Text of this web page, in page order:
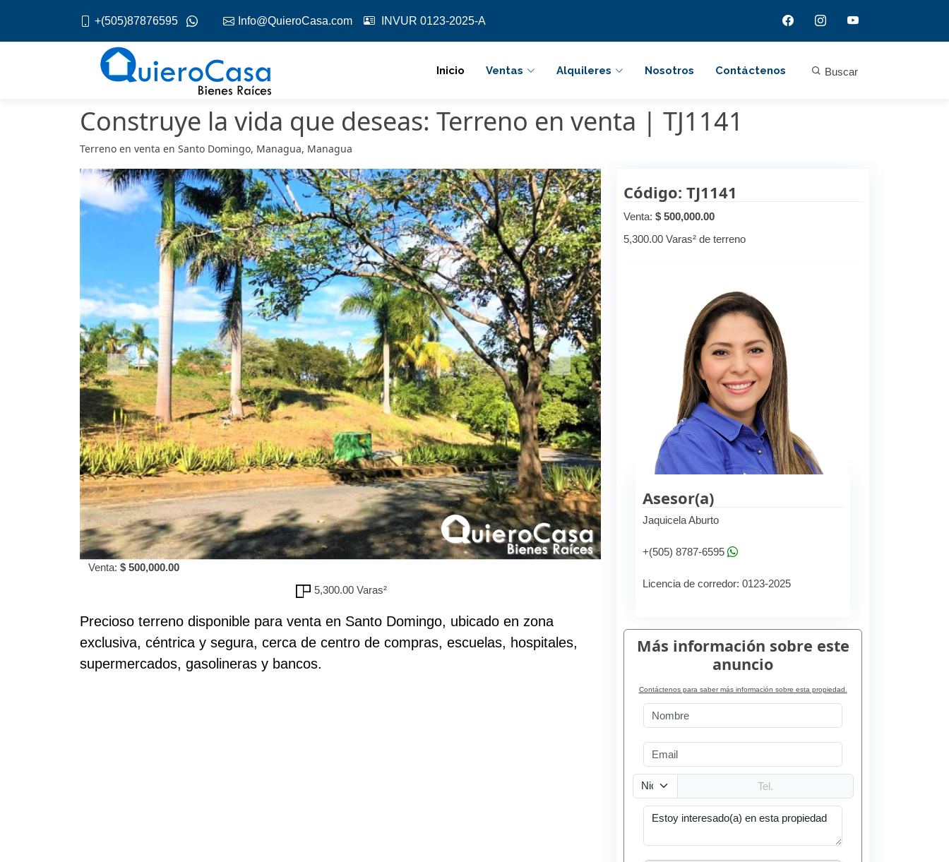
+(505)87876595 Info@QuieroCasa.com INVUR 0123-2025-A
Inicio Ventas Alquileres Nosotros Contáctenos Buscar
Construye la vida que deseas: Terreno en venta | TJ1141
Terreno en venta en Santo Domingo, Managua, Managua
Venta: $ 500,000.00
5,300.00 Varas²
Precioso terreno disponible para venta en Santo Domingo, ubicado en zona
exclusiva, céntrica y segura, cerca de centro de compras, escuelas, hospitales,
supermercados, gasolineras y bancos.
Código: TJ1141
Venta:$ 500,000.00
5,300.00 Varas² de terreno
Asesor(a)
Jaquicela Aburto
+(505) 8787-6595
Licencia de corredor: 0123-2025
Más información sobre este
anuncio
Contáctenos para saber más información sobre esta propiedad.